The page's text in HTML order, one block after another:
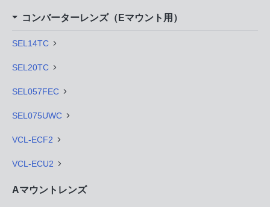
コンバーターレンズ（Eマウント用）
SEL14TC
SEL20TC
SEL057FEC
SEL075UWC
VCL-ECF2
VCL-ECU2
Aマウントレンズ